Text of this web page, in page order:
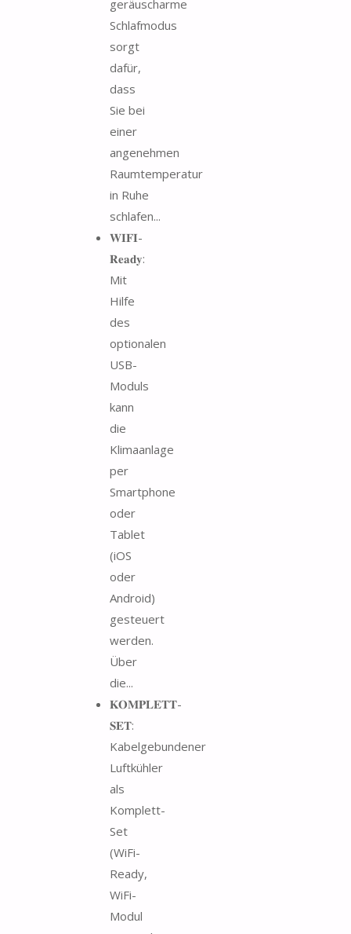
geräuscharme
Schlafmodus
sorgt
dafür,
dass
Sie bei
einer
angenehmen
Raumtemperatur
in Ruhe
schlafen...
𝐖𝐈𝐅𝐈-
𝐑𝐞𝐚𝐝𝐲:
Mit
Hilfe
des
optionalen
USB-
Moduls
kann
die
Klimaanlage
per
Smartphone
oder
Tablet
(iOS
oder
Android)
gesteuert
werden.
Über
die...
𝐊𝐎𝐌𝐏𝐋𝐄𝐓𝐓-
𝐒𝐄𝐓:
Kabelgebundener
Luftkühler
als
Komplett-
Set
(WiFi-
Ready,
WiFi-
Modul